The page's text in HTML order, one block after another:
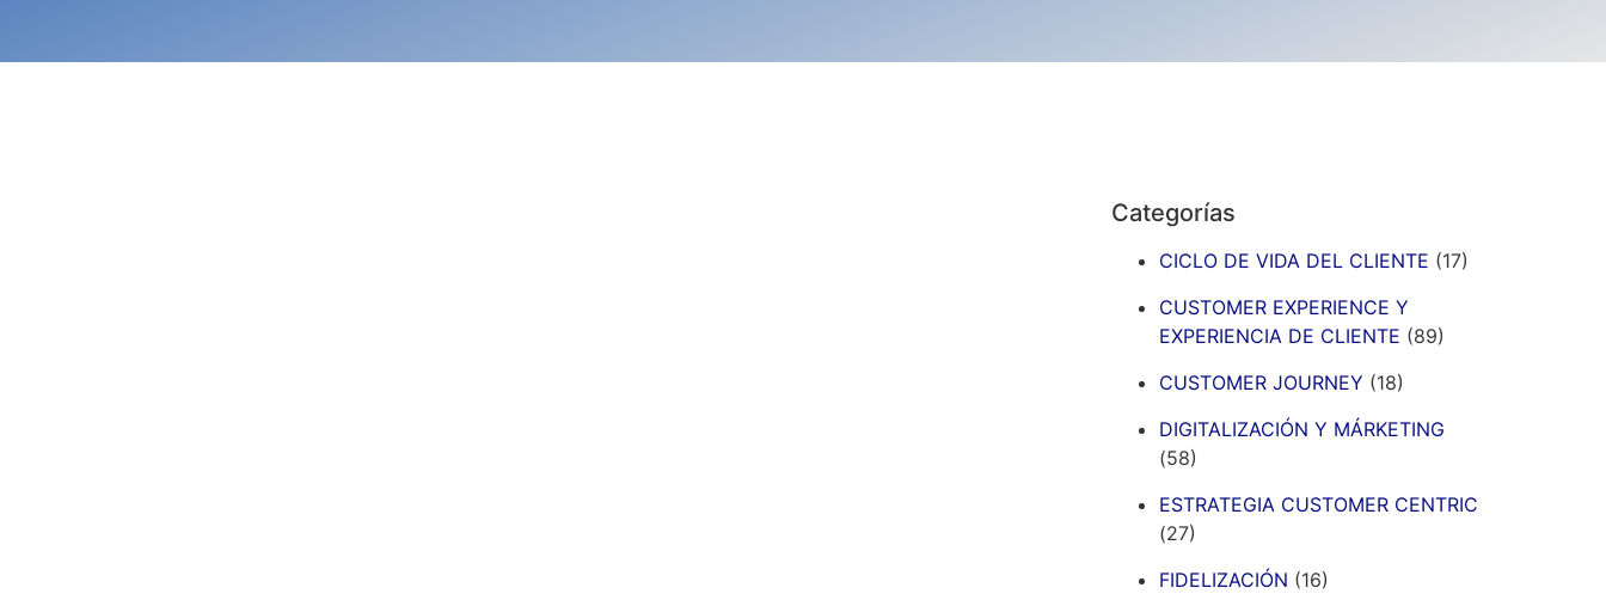
Categorías
CICLO DE VIDA DEL CLIENTE (17)
CUSTOMER EXPERIENCE Y
EXPERIENCIA DE CLIENTE (89)
CUSTOMER JOURNEY (18)
DIGITALIZACIÓN Y MÁRKETING
(58)
ESTRATEGIA CUSTOMER CENTRIC
(27)
FIDELIZACIÓN (16)